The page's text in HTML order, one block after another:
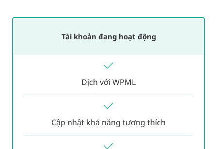
Tài khoản đang hoạt động
Dịch với WPML
Cập nhật khả năng tương thích